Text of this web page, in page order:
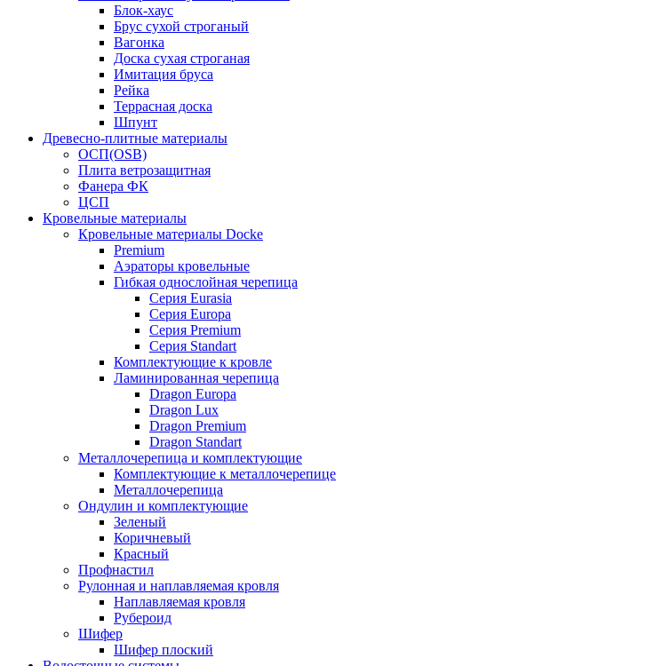
Блок-хаус
Брус сухой строганый
Вагонка
Доска сухая строганая
Имитация бруса
Рейка
Террасная доска
Шпунт
Древесно-плитные материалы
ОСП(OSB)
Плита ветрозащитная
Фанера ФК
ЦСП
Кровельные материалы
Кровельные материалы Docke
Premium
Аэраторы кровельные
Гибкая однослойная черепица
Серия Eurasia
Серия Europa
Серия Premium
Серия Standart
Комплектующие к кровле
Ламинированная черепица
Dragon Europa
Dragon Lux
Dragon Premium
Dragon Standart
Металлочерепица и комплектующие
Комплектующие к металлочерепице
Металлочерепица
Ондулин и комплектующие
Зеленый
Коричневый
Красный
Профнастил
Рулонная и наплавляемая кровля
Наплавляемая кровля
Рубероид
Шифер
Шифер плоский